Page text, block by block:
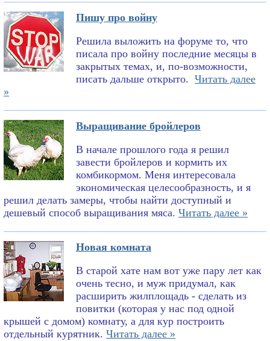
Пишу про войну
Решила выложить на форуме то, что
писала про войну последние месяцы в
закрытых темах, и, по-возможности,
писать дальше открыто. Читать далее
»
Выращивание бройлеров
В начале прошлого года я решил
завести бройлеров и кормить их
комбикормом. Меня интересовала
экономическая целесообразность, и я
решил делать замеры, чтобы найти доступный и
дешевый способ выращивания мяса. Читать далее »
Новая комната
В старой хате нам вот уже пару лет как
очень тесно, и муж придумал, как
расширить жилплощадь - сделать из
повитки (которая у нас под одной
крышей с домом) комнату, а для кур построить
отдельный курятник. Читать далее »